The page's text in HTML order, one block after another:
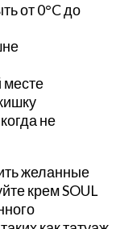
от 0°C до
месте
не
желанные
крем SOUL